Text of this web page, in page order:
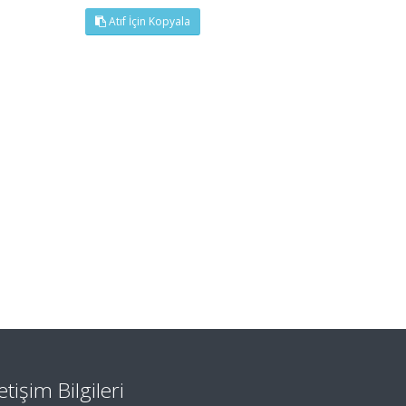
Atıf İçin Kopyala
Bilgileri